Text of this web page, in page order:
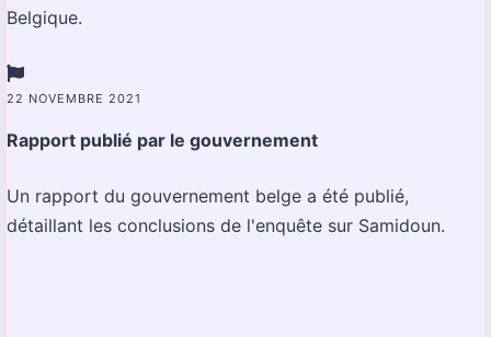
Belgique.
22 NOVEMBRE 2021
Rapport publié par le gouvernement
Un rapport du gouvernement belge a été publié,
détaillant les conclusions de l'enquête sur Samidoun.